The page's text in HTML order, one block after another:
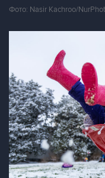
Фото: Nasir Kachroo/